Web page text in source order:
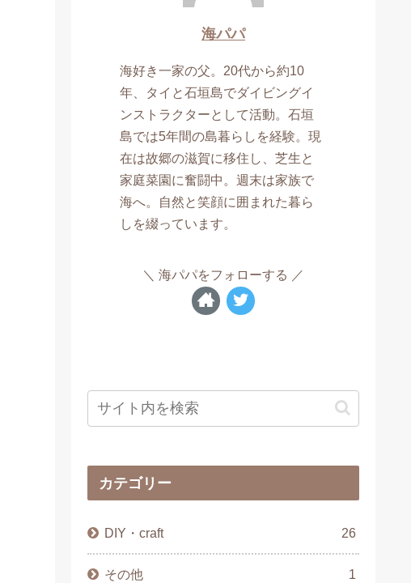
海パパ
海好き一家の父。20代から約10
年、タイと石垣島でダイビングイ
ンストラクターとして活動。石垣
島では5年間の島暮らしを経験。現
在は故郷の滋賀に移住し、芝生と
家庭菜園に奮闘中。週末は家族で
海へ。自然と笑顔に囲まれた暮ら
しを綴っています。
海パパをフォローする
カテゴリー
DIY・craft 26
その他 1